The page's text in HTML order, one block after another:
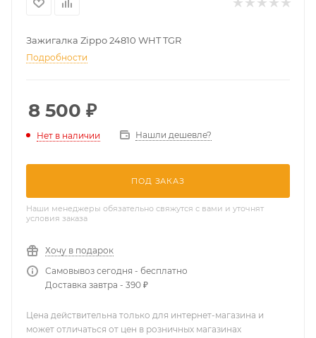
Зажигалка Zippo 24810 WHT TGR
Подробности
8 500 ₽
Нет в наличии Нашли дешевле?
ПОД ЗАКАЗ
Наши менеджеры обязательно свяжутся с вами и уточнят
условия заказа
Хочу в подарок
Самовывоз сегодня - бесплатно
Доставка завтра - 390 ₽
Цена действительна только для интернет-магазина и
может отличаться от цен в розничных магазинах